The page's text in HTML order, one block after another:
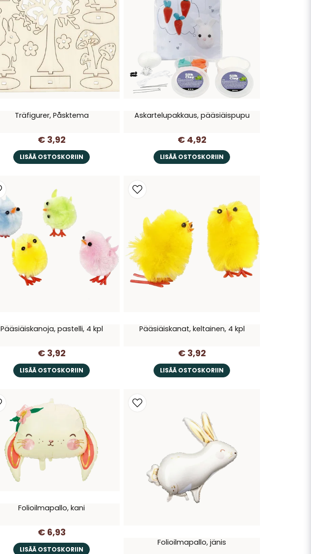
Träfigurer, Påsktema
€ 3,92
LISÄÄ OSTOSKORIIN
Askartelupakkaus, pääsiäispupu
€ 4,92
LISÄÄ OSTOSKORIIN
Pääsiäiskanoja, pastelli, 4 kpl
€ 3,92
LISÄÄ OSTOSKORIIN
Pääsiäiskanat, keltainen, 4 kpl
€ 3,92
LISÄÄ OSTOSKORIIN
Folioilmapallo, kani
€ 6,93
LISÄÄ OSTOSKORIIN
Folioilmapallo, jänis